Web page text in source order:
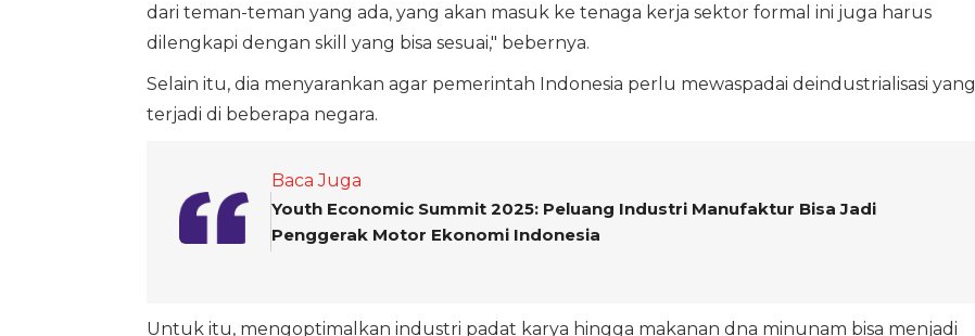
dari teman-teman yang ada, yang akan masuk ke tenaga kerja sektor formal ini juga harus
dilengkapi dengan skill yang bisa sesuai," bebernya.
Selain itu, dia menyarankan agar pemerintah Indonesia perlu mewaspadai deindustrialisasi yang
terjadi di beberapa negara.
Baca Juga
Youth Economic Summit 2025: Peluang Industri Manufaktur Bisa Jadi
Penggerak Motor Ekonomi Indonesia
Untuk itu, mengoptimalkan industri padat karya hingga makanan dna minunam bisa menjadi